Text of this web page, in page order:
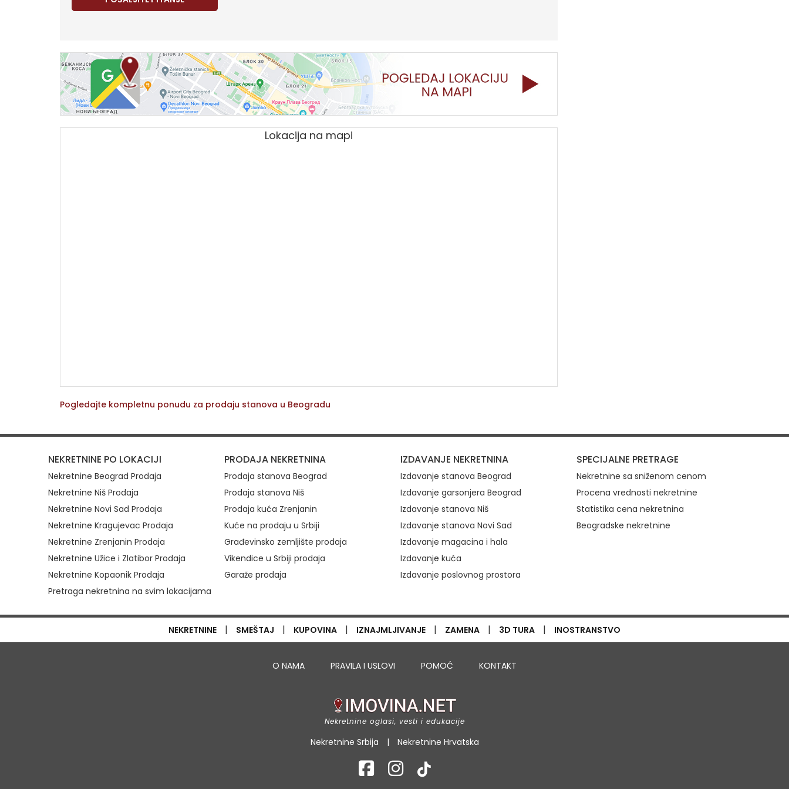
Lokacija na mapi
Pogledajte kompletnu ponudu za prodaju stanova u Beogradu
NEKRETNINE PO LOKACIJI
Nekretnine Beograd Prodaja
Nekretnine Niš Prodaja
Nekretnine Novi Sad Prodaja
Nekretnine Kragujevac Prodaja
Nekretnine Zrenjanin Prodaja
Nekretnine Užice i Zlatibor Prodaja
Nekretnine Kopaonik Prodaja
Pretraga nekretnina na svim lokacijama
PRODAJA NEKRETNINA
Prodaja stanova Beograd
Prodaja stanova Niš
Prodaja kuća Zrenjanin
Kuće na prodaju u Srbiji
Građevinsko zemljište prodaja
Vikendice u Srbiji prodaja
Garaže prodaja
IZDAVANJE NEKRETNINA
Izdavanje stanova Beograd
Izdavanje garsonjera Beograd
Izdavanje stanova Niš
Izdavanje stanova Novi Sad
Izdavanje magacina i hala
Izdavanje kuća
Izdavanje poslovnog prostora
SPECIJALNE PRETRAGE
Nekretnine sa sniženom cenom
Procena vrednosti nekretnine
Statistika cena nekretnina
Beogradske nekretnine
NEKRETNINE | SMEŠTAJ | KUPOVINA | IZNAJMLJIVANJE | ZAMENA | 3D TURA | INOSTRANSTVO
O NAMA PRAVILA I USLOVI POMOĆ KONTAKT
Nekretnine oglasi, vesti i edukacije
Nekretnine Srbija | Nekretnine Hrvatska